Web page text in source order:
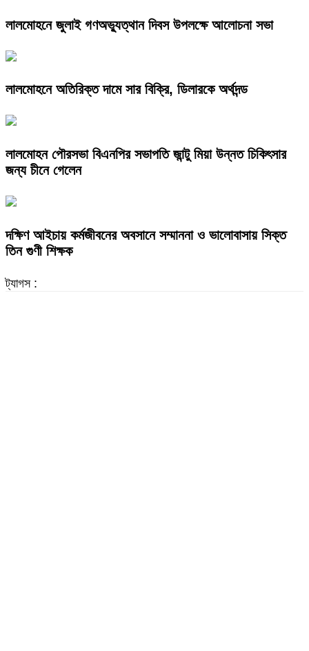
লালমোহনে জুলাই গণঅভ্যুত্থান দিবস উপলক্ষে আলোচনা সভা
লালমোহনে অতিরিক্ত দামে সার বিক্রি, ডিলারকে অর্থদন্ড
লালমোহন পৌরসভা বিএনপির সভাপতি জান্টু মিয়া উন্নত চিকিৎসার
জন্য চীনে গেলেন
দক্ষিণ আইচায় কর্মজীবনের অবসানে সম্মাননা ও ভালোবাসায় সিক্ত
তিন গুণী শিক্ষক
ট্যাগস :